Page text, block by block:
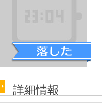
詳細情報